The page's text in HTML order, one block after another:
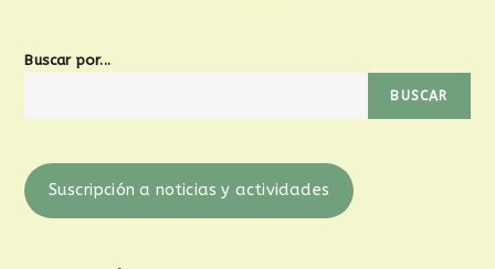
Buscar por...
BUSCAR
Suscripción a noticias y actividades